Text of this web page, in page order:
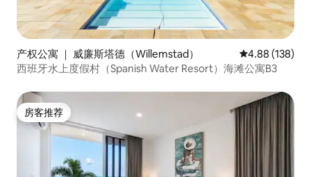
产权公寓 ｜ 威廉斯塔德（Willemstad） 平均评分 4.88
4.88 (138)
西班牙水上度假村（Spanish Water Resort）海滩公寓B3
房客推荐
房客推荐